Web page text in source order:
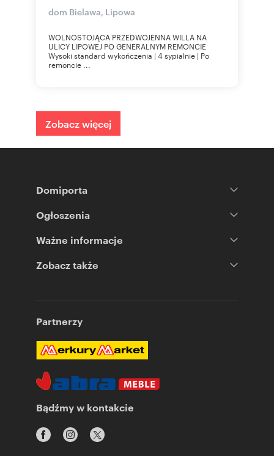
dom Bielawa, Lipowa
WOLNOSTOJĄCA PRZEDWOJENNA WILLA NA
ULICY LIPOWEJ PO GENERALNYM REMONCIE
Wysoki standard wykończenia | 4 sypialnie | Po
remoncie ...
Zobacz więcej
Domiporta
Ogłoszenia
Ważne informacje
Zobacz także
Partnerzy
Bądźmy w kontakcie